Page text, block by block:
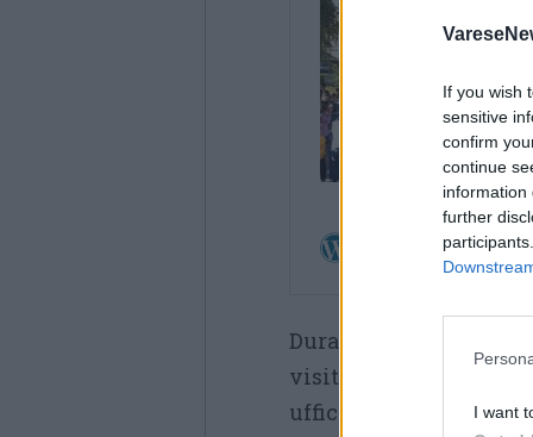
If you wish
sensitive
confirm
continue
information
further
I want
Durante il l’openday i
visitare gli ampi spazi
uffici.